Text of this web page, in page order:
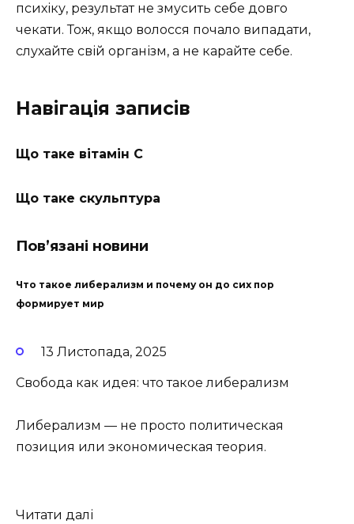
психіку, результат не змусить себе довго
чекати. Тож, якщо волосся почало випадати,
слухайте свій організм, а не карайте себе.
Навігація записів
Що таке вітамін C
Що таке скульптура
Пов’язані новини
Что такое либерализм и почему он до сих пор
формирует мир
13 Листопада, 2025
Свобода как идея: что такое либерализм
Либерализм — не просто политическая
позиция или экономическая теория.
Читати далі